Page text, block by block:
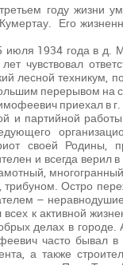
году жизни
Его
1934 года в д.
чувствовал
лесной
перерывом на
приехал в
и партийной
своей Родины,
и всегда верил
Остро
–
к активной
делах в
часто бывал
а также